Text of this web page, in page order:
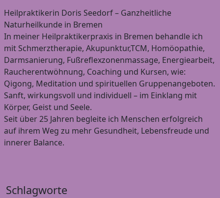
Heilpraktikerin Doris Seedorf – Ganzheitliche
Naturheilkunde in Bremen
In meiner Heilpraktikerpraxis in Bremen behandle ich
mit Schmerztherapie, Akupunktur,TCM, Homöopathie,
Darmsanierung, Fußreflexzonenmassage, Energiearbeit,
Raucherentwöhnung, Coaching und Kursen, wie:
Qigong, Meditation und spirituellen Gruppenangeboten.
Sanft, wirkungsvoll und individuell – im Einklang mit
Körper, Geist und Seele.
Seit über 25 Jahren begleite ich Menschen erfolgreich
auf ihrem Weg zu mehr Gesundheit, Lebensfreude und
innerer Balance.
Schlagworte